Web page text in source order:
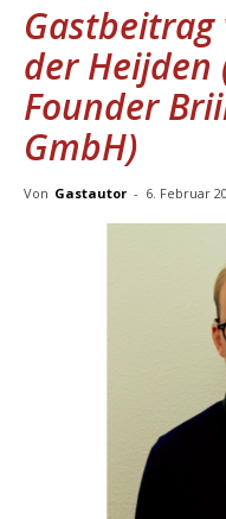
Gastbeitrag
der Heijden
Founder
GmbH)
Von Gastautor - 6. Februar